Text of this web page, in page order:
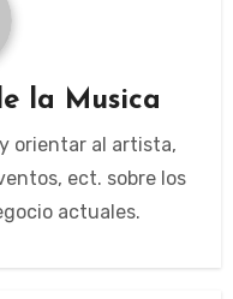
la Musica
orientar al artista,
ect. sobre los
actuales.